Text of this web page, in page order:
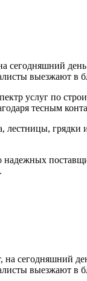
выезжают
услуг по
тесным
лестницы,
на сегодняшний
выезжают